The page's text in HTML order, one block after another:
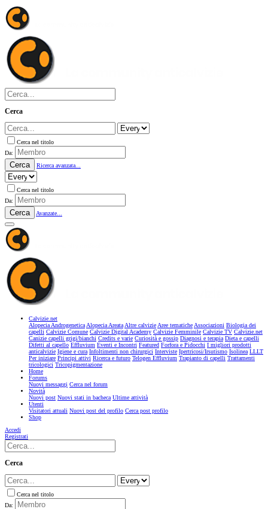
Cerca
Cerca nel titolo
Da:
Cerca Ricerca avanzata...
Cerca nel titolo
Da:
Cerca Avanzate...
Calvizie.net
Alopecia AndrogeneticaAlopecia AreataAltre calvizieAree tematicheAssociazioni Biologia dei
capelli Calvizie Comune Calvizie Digital Academy Calvizie Femminile Calvizie TV Calvizie.net
Canizie capelli grigi/bianchi Credits e varie Curiosità e gossip Diagnosi e terapia Dieta e capelli
Difetti al capello Effluvium Eventi e Incontri Featured Forfora e Pidocchi I migliori prodotti
anticalvizie Igiene e cura Infoltimenti non chirurgici Interviste Ipertricosi/Irsutismo Isolinea LLLT
Per iniziare Principi attivi Ricerca e futuro Telogen Effluvium Trapianto di capelli Trattamenti
tricologici Tricopigmentazione
Home
Forums
Nuovi messaggi Cerca nel forum
Novità
Nuovi post Nuovi stati in bacheca Ultime attività
Utenti
Visitatori attuali Nuovi post del profilo Cerca post profilo
Shop
Accedi
Registrati
Cerca
Cerca nel titolo
Da: